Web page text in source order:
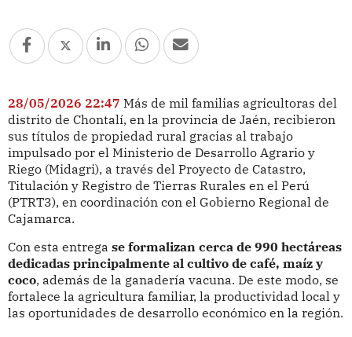
28/05/2026 22:47 Más de mil familias agricultoras del
distrito de Chontalí, en la provincia de Jaén, recibieron
sus títulos de propiedad rural gracias al trabajo
impulsado por el Ministerio de Desarrollo Agrario y
Riego (Midagri), a través del Proyecto de Catastro,
Titulación y Registro de Tierras Rurales en el Perú
(PTRT3), en coordinación con el Gobierno Regional de
Cajamarca.
Con esta entrega se formalizan cerca de 990 hectáreas
dedicadas principalmente al cultivo de café, maíz y
coco, además de la ganadería vacuna. De este modo, se
fortalece la agricultura familiar, la productividad local y
las oportunidades de desarrollo económico en la región.